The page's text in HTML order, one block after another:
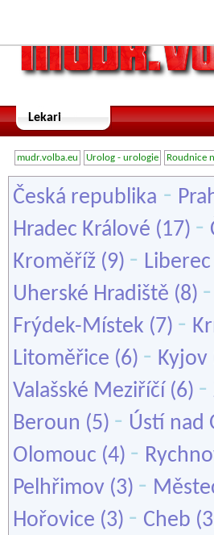
Lekari
mudr.volba.eu Urolog - urologie Roudnice
Česká republika -
Hradec Králové (17) -
Kroměříž (9) - Liberec
Uherské Hradiště (8) -
Frýdek-Místek (7) -
Litoměřice (6) - Kyjov
Valašské Meziříčí (6) -
Beroun (5) - Ústí nad
Olomouc (4) -
Pelhřimov (3) -
Hořovice (3) - Cheb